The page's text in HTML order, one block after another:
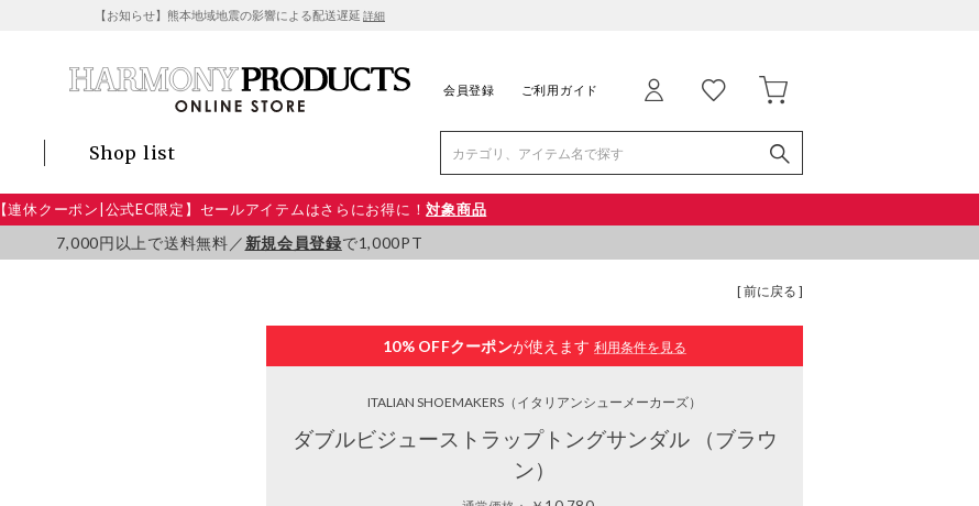
【お知らせ】熊本地域地震の影響による配送遅延 詳細
会員登録 ご利用ガイド
Shop list
【連休クーポン|公式EC限定】セールアイテムはさらにお得に！対象商品
7,000円以上で送料無料／ 新規会員登録で1,000PT
[ 前に戻る ]
10% OFFクーポンが使えます 利用条件を見る
ITALIAN SHOEMAKERS （イタリアンシューメーカーズ）
ダブルビジューストラップトングサンダル （ブラウ
ン）